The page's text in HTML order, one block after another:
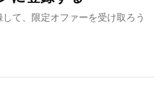
て、限定オファーを受け取ろう